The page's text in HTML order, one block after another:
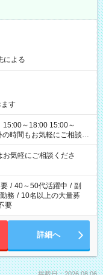
による
す
気軽にご相談くださ
/ 40～50代活躍中 / 副
務 / 10名以上の大量募
要
詳細へ